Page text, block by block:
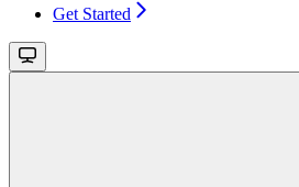
Get Started